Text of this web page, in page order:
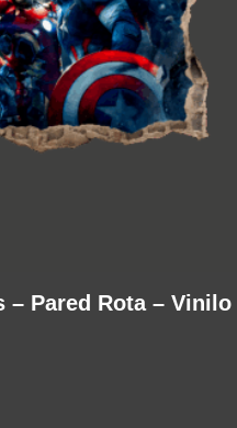
– Pared Rota – Vinilo